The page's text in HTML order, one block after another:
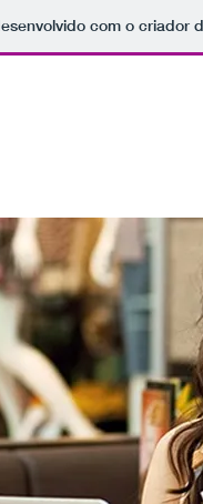
com o criador